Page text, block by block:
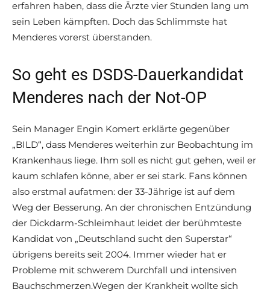
erfahren haben, dass die Ärzte vier Stunden lang um
sein Leben kämpften. Doch das Schlimmste hat
Menderes vorerst überstanden.
So geht es DSDS-Dauerkandidat
Menderes nach der Not-OP
Sein Manager Engin Komert erklärte gegenüber
„BILD“, dass Menderes weiterhin zur Beobachtung im
Krankenhaus liege. Ihm soll es nicht gut gehen, weil er
kaum schlafen könne, aber er sei stark. Fans können
also erstmal aufatmen: der 33-Jährige ist auf dem
Weg der Besserung. An der chronischen Entzündung
der Dickdarm-Schleimhaut leidet der berühmteste
Kandidat von „Deutschland sucht den Superstar“
übrigens bereits seit 2004. Immer wieder hat er
Probleme mit schwerem Durchfall und intensiven
Bauchschmerzen.Wegen der Krankheit wollte sich